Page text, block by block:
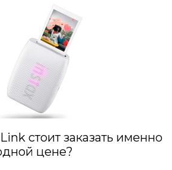
стоит заказать именно
цене?